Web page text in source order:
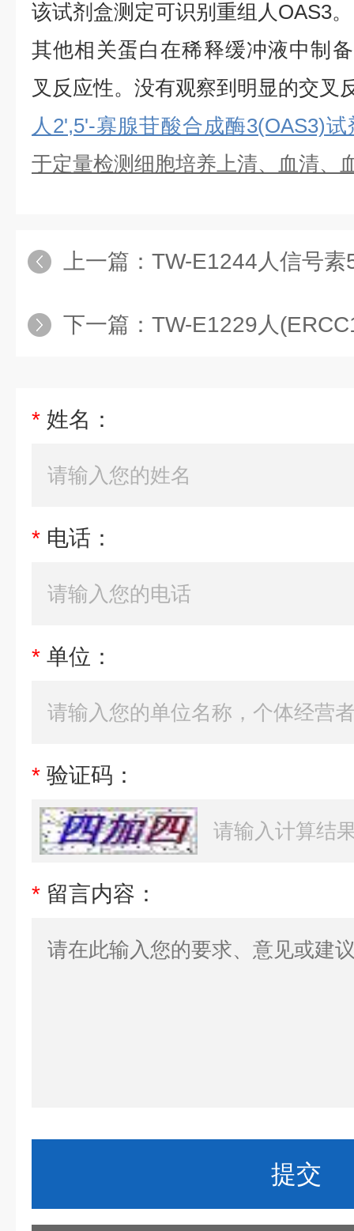
该试剂盒测定可识别重组 人OAS3。
其他相关蛋白在稀释缓冲液中制
叉反应性。没有观察到明显的交叉
人2',5'-寡腺苷酸合成酶3(OAS3)试
于定量检测细胞培养上清、血清、
上一篇： TW-E1244人信号素
下一篇： TW-E1229人
* 姓名：
* 电话：
* 单位：
* 验证码：
* 留言内容：